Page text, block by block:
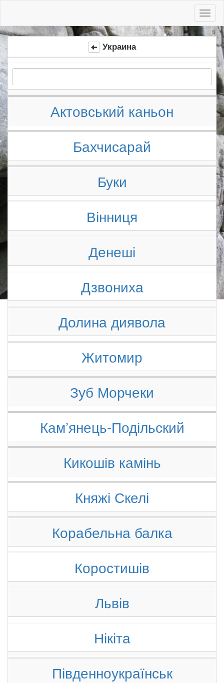
Украина
Актовський каньон
Бахчисарай
Буки
Вінниця
Денеші
Дзвониха
Долина диявола
Житомир
Зуб Морчеки
Камʼянець-Подільский
Кикошів камінь
Княжі Скелі
Корабельна балка
Коростишів
Львів
Нікіта
Південноукраїнськ